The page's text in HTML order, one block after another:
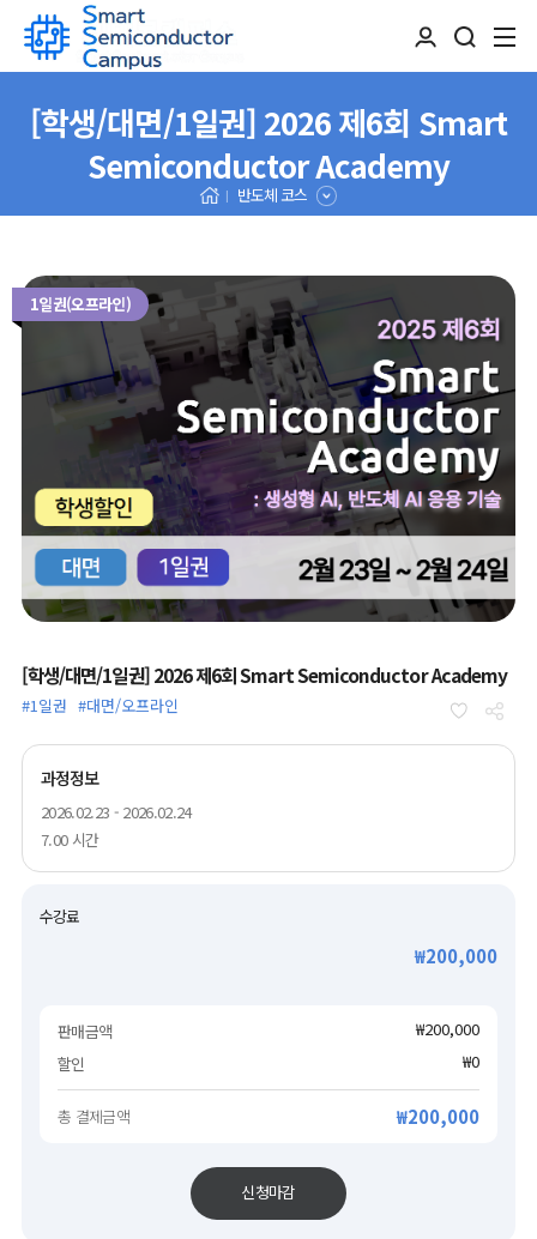
[학생/대면/1일권] 2026 제6회 Smart
Semiconductor Academy
반도체 코스
1일권(오프라인)
[학생/대면/1일권] 2026 제6회 Smart Semiconductor Academy
#1일권 #대면/오프라인
과정정보
2026.02.23 - 2026.02.24
7.00 시간
수강료
₩200,000
판매금액
₩200,000
할인
₩0
총 결제금액 ₩200,000
신청마감